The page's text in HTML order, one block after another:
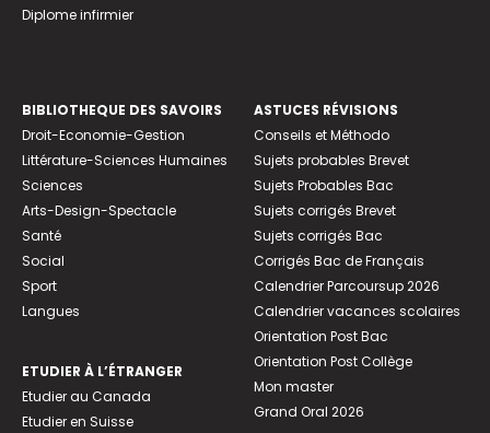
Diplome infirmier
BIBLIOTHEQUE DES SAVOIRS
Droit-Economie-Gestion
Littérature-Sciences Humaines
Sciences
Arts-Design-Spectacle
Santé
Social
Sport
Langues
ETUDIER À L’ÉTRANGER
Etudier au Canada
Etudier en Suisse
ASTUCES RÉVISIONS
Conseils et Méthodo
Sujets probables Brevet
Sujets Probables Bac
Sujets corrigés Brevet
Sujets corrigés Bac
Corrigés Bac de Français
Calendrier Parcoursup 2026
Calendrier vacances scolaires
Orientation Post Bac
Orientation Post Collège
Mon master
Grand Oral 2026